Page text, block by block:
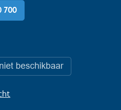
700
beschikbaar